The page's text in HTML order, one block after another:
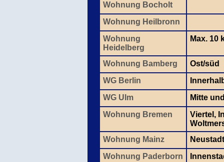
Wohnung Bocholt
Wohnung Heilbronn
Wohnung
Heidelberg
Max. 10
Wohnung Bamberg
Ost/süd
WG Berlin
WG Ulm
Mitte
Wohnung Bremen
Viertel,
Wohnung Mainz
Wohnung Paderborn